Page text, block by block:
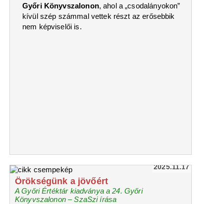
Győri Könyvszalonon, ahol a „csodalányokon”
kívül szép számmal vettek részt az erősebbik
nem képviselői is.
2025.11.17
Örökségünk a jövőért
A Győri Értéktár kiadványa a 24. Győri
Könyvszalonon – SzaSzi írása